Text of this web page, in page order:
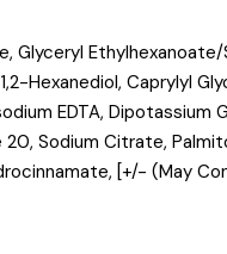
Glyceryl
Hexanediol, Caprylyl
EDTA,
Sodium Citrate,
[+/- (May